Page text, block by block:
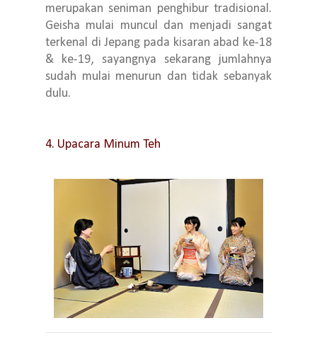
merupakan seniman penghibur tradisional.
Geisha mulai muncul dan menjadi sangat
terkenal di Jepang pada kisaran abad ke-18
& ke-19, sayangnya sekarang jumlahnya
sudah mulai menurun dan tidak sebanyak
dulu.
4. Upacara Minum Teh